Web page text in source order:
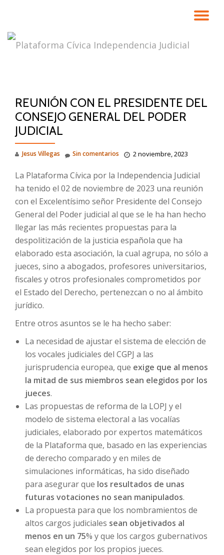
contenido
REUNIÓN CON EL PRESIDENTE DEL
CONSEJO GENERAL DEL PODER
JUDICIAL
Jesus Villegas 2 noviembre, 2023
Sin comentarios
La Plataforma Cívica por la Independencia Judicial
ha tenido el 02 de noviembre de 2023 una reunión
con el Excelentísimo señor Presidente del Consejo
General del Poder judicial al que se le ha han hecho
llegar las más recientes propuestas para la
despolitización de la justicia española que ha
elaborado esta asociación, la cual agrupa, no sólo a
jueces, sino a abogados, profesores universitarios,
fiscales y otros profesionales comprometidos por
el Estado del Derecho, pertenezcan o no al ámbito
jurídico.
Entre otros asuntos se le ha hecho saber:
La necesidad de ajustar el sistema de elección de
los vocales judiciales del CGPJ a las
jurisprudencia europea, que exige que al menos
la mitad de sus miembros sean elegidos por los
jueces.
Las propuestas de reforma de la LOPJ y el
modelo de sistema electoral a las vocalías
judiciales, elaborado por expertos matemáticos
de la Plataforma que, basado en las experiencias
de derecho comparado y en miles de
simulaciones informáticas, ha sido diseñado
para asegurar que los resultados de unas
futuras votaciones no sean manipulados.
La propuesta para que los nombramientos de
altos cargos judiciales sean objetivados al
menos en un 75% y que los cargos gubernativos
sean elegidos por los propios jueces.